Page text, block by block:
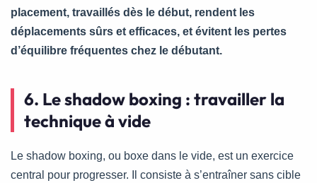
placement, travaillés dès le début, rendent les
déplacements sûrs et efficaces, et évitent les pertes
d’équilibre fréquentes chez le débutant.
6. Le shadow boxing : travailler la
technique à vide
Le shadow boxing, ou boxe dans le vide, est un exercice
central pour progresser. Il consiste à s’entraîner sans cible